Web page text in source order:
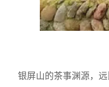
银屏山的茶事渊源，